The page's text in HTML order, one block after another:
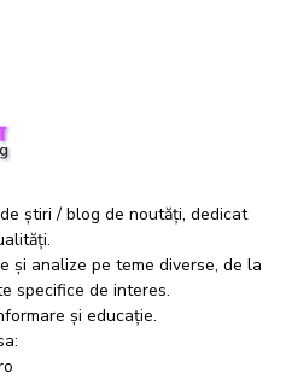
știri / blog de noutăți, dedicat
și analize pe teme diverse, de la
specifice de interes.
și educație.